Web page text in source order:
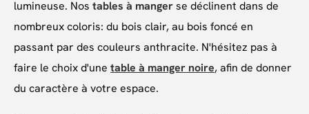
lumineuse. Nos tables à mangerse déclinent dans de
nombreux coloris: du bois clair, au bois foncé en
passant par des couleurs anthracite. N'hésitez pas à
faire le choix d'une table à manger noire, afin de donner
du caractère à votre espace.